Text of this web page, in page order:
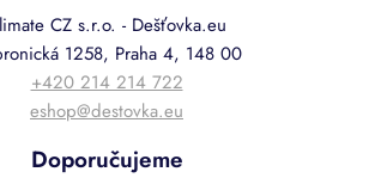
CZ s.r.o. - Dešťovka.eu
1258, Praha 4, 148 00
+420 214 214 722
eshop@destovka.eu
Doporučujeme